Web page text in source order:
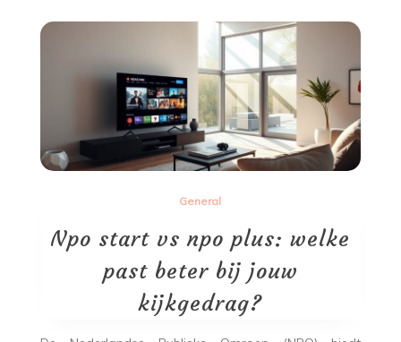
General
Npo start vs npo plus: welke
past beter bij jouw
kijkgedrag?